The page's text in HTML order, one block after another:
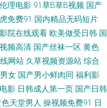
蕉小说 91宅男在线 欧美日韩 91精
品二区无码 超碰91com 日韩第6页
视频 www经典av 欧洲精品乱码 91
站在线 色五月婷婷基地 91最新视
理电影 91草B草B视频 国产
免费91 国内精品无码短片
院在线观看 欧美做受日韩 国
频高清 国产丝袜一区 黄色
网站 久草视频资源站 综合
女 国产男小鲜肉同 福利影
影 日韩成人第一页 国产日韩
天堂男人 操视频免费91 日